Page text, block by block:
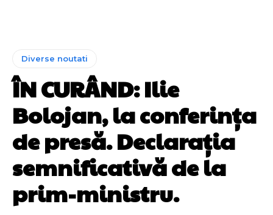
Diverse noutati
ÎN CURÂND: Ilie
Bolojan, la conferința
de presă. Declarația
semnificativă de la
prim-ministru.